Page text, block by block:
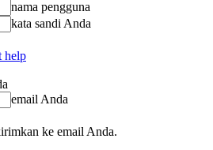
nama pengguna
kata sandi Anda
help
email Anda
ke email Anda.